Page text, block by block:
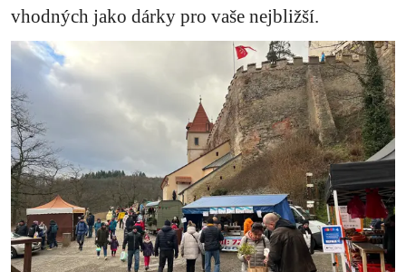
vhodných jako dárky pro vaše nejbližší.